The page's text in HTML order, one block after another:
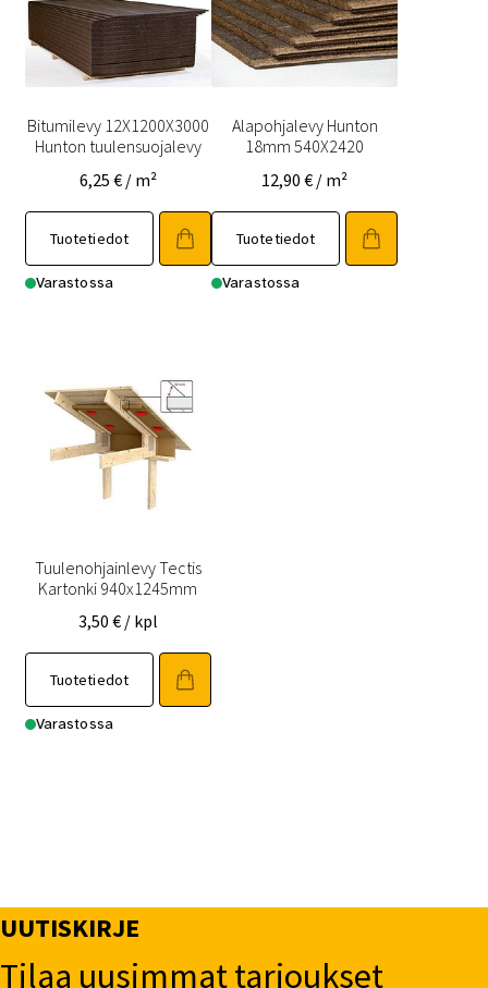
Bitumilevy 12X1200X3000
Hunton tuulensuojalevy
6,25 € / m²
Tuotetiedot
Varastossa
Alapohjalevy Hunton
18mm 540X2420
12,90€ / m²
Tuotetiedot
Varastossa
Tuulenohjainlevy Tectis
Kartonki 940x1245mm
3,50 € / kpl
Tuotetiedot
Varastossa
UUTISKIRJE
Tilaa uusimmat tarjoukset